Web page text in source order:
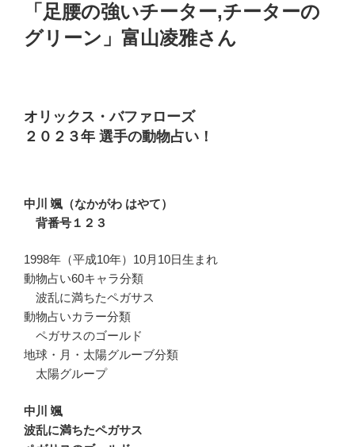
「足腰の強いチーター,チーターの
グリーン」富山凌雅さん
オリックス・バファローズ
２０２３年 選手の動物占い！
中川 颯（なかがわ はやて）
背番号１２３
1998年（平成10年）10月10日生まれ
動物占い60キャラ分類
波乱に満ちたペガサス
動物占いカラー分類
ペガサスのゴールド
地球・月・太陽グルーブ分類
太陽グループ
中川 颯
波乱に満ちたペガサス